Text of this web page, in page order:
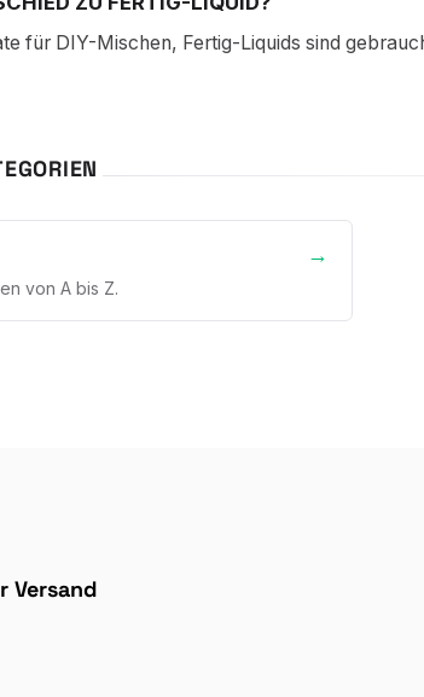
für DIY-Mischen, Fertig-Liquids sind
von A bis Z.
Versand